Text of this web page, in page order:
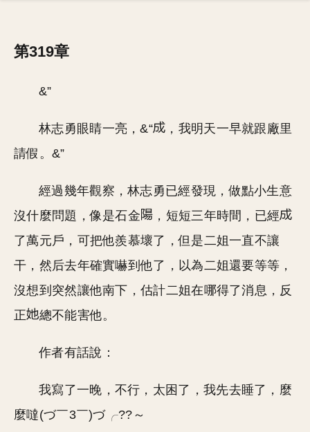
第319章
&”
林志勇眼睛一亮，&“
，我明天一早就跟廠里
請假。&”
經過幾年觀察，林志勇已經發現，做點小生意
沒什麼問題，像是石金
，短短三年時間，已經
了萬元戶，可把他羨慕壞了，但是二姐一直不讓
干，然后去年確實嚇到他了，以為二姐還要等等，
沒想到突然讓他南下，估計二姐在哪得了消息，反
正
總不能害他。
作者有話說：
我寫了一晚，不行，太困了，我先去睡了，麼
麼噠(づ￣3￣)づ╭??～